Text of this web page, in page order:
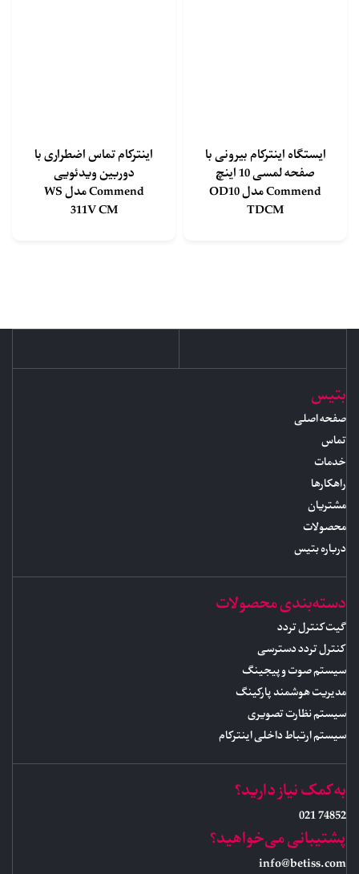
ایستگاه اینترکام بیرونی با
صفحه لمسی 10 اینچ
Commend مدل OD10
TDCM
اینترکام تماس اضطراری با
دوربین ویدئویی
Commend مدل WS
311V CM
بتیس
صفحه اصلی
تماس
خدمات
راهکارها
مشتریان
محصولات
درباره بتیس
دسته‌بندی محصولات
گیت کنترل تردد
کنترل تردد دسترسی
سیستم صوت و پیجینگ
مدیریت هوشمند پارکینگ
سیستم نظارت تصویری
سیستم ارتباط داخلی اینترکام
به کمک نیاز دارید؟
74852 021
پشتیبانی می‌خواهید؟
info@betiss.com